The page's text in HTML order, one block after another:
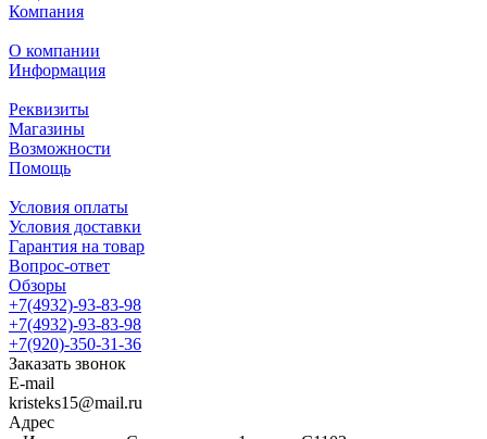
Компания
О компании
Информация
Реквизиты
Магазины
Возможности
Помощь
Условия оплаты
Условия доставки
Гарантия на товар
Вопрос-ответ
Обзоры
+7(4932)-93-83-98
+7(4932)-93-83-98
+7(920)-350-31-36
Заказать звонок
E-mail
kristeks15@mail.ru
Адрес